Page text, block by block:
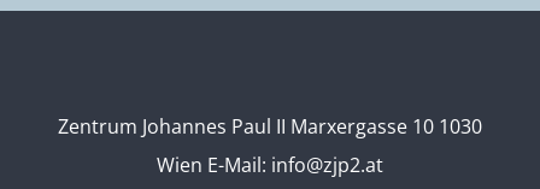
Zentrum Johannes Paul II Marxergasse 10 1030
Wien E-Mail: info@zjp2.at